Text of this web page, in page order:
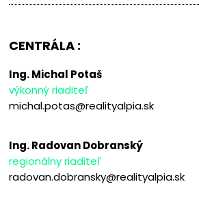
CENTRÁLA :
Ing. Michal Potaš
výkonný riaditeľ
michal.potas@realityalpia.sk
Ing. Radovan Dobranský
regionálny riaditeľ
radovan.dobransky@realityalpia.sk